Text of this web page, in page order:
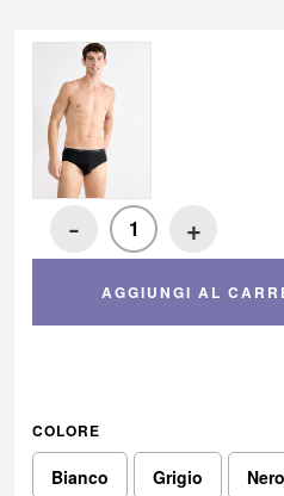
- +
AGGIUNGI AL
COLORE
Bianco Grigio Nero